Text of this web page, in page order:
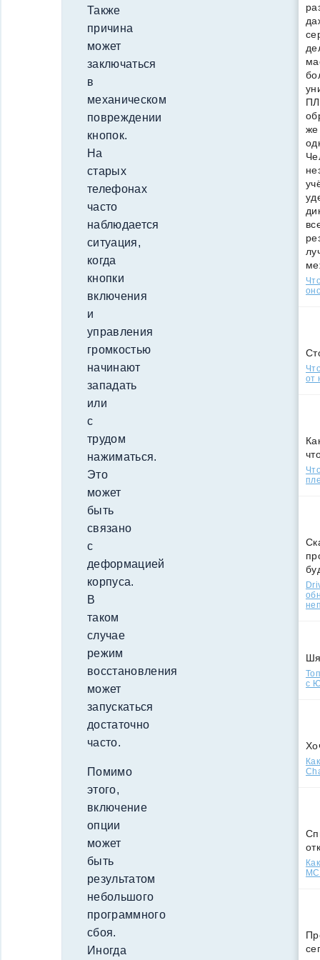
Также
причина
может
заключаться
в
механическом
повреждении
кнопок.
На
старых
телефонах
часто
наблюдается
ситуация,
когда
кнопки
включения
и
управления
громкостью
начинают
западать
или
с
трудом
нажиматься.
Это
может
быть
связано
с
деформацией
корпуса.
В
таком
случае
режим
восстановления
может
запускаться
достаточно
часто.
Помимо
этого,
включение
опции
может
быть
результатом
небольшого
программного
сбоя.
Иногда
же
от
с